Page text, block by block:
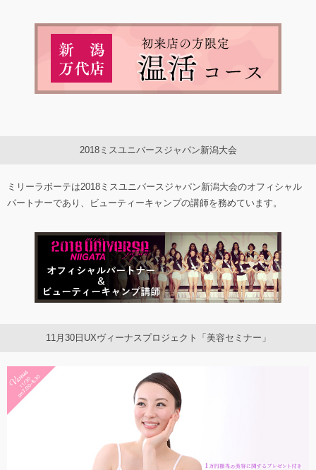
2018ミスユニバースジャパン新潟大会
ミリーラボーテは2018ミスユニバースジャパン新潟大会のオフィシャル
パートナーであり、ビューティーキャンプの講師を務めています。
11月30日UXヴィーナスプロジェクト「美容セミナー」